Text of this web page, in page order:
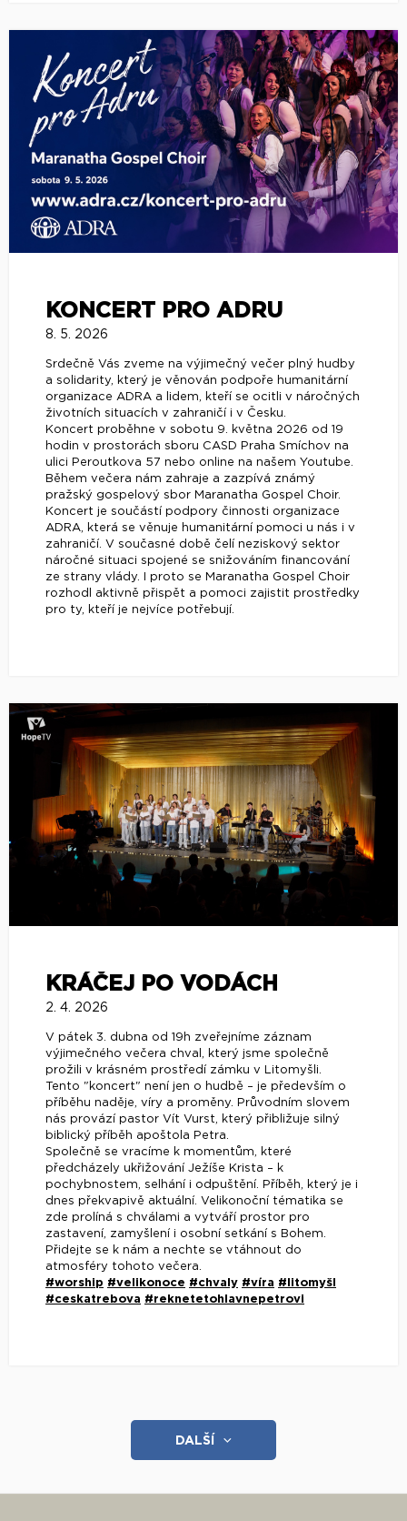
KONCERT PRO ADRU
8. 5. 2026
Srdečně Vás zveme na výjimečný večer plný hudby
a solidarity, který je věnován podpoře humanitární
organizace ADRA a lidem, kteří se ocitli v náročných
životních situacích v zahraničí i v Česku.
Koncert proběhne v sobotu 9. května 2026 od 19
hodin v prostorách sboru CASD Praha Smíchov na
ulici Peroutkova 57 nebo online na našem Youtube.
Během večera nám zahraje a zazpívá známý
pražský gospelový sbor Maranatha Gospel Choir.
Koncert je součástí podpory činnosti organizace
ADRA, která se věnuje humanitární pomoci u nás i v
zahraničí. V současné době čelí neziskový sektor
náročné situaci spojené se snižováním financování
ze strany vlády. I proto se Maranatha Gospel Choir
rozhodl aktivně přispět a pomoci zajistit prostředky
pro ty, kteří je nejvíce potřebují.
KRÁČEJ PO VODÁCH
2. 4. 2026
V pátek 3. dubna od 19h zveřejníme záznam
výjimečného večera chval, který jsme společně
prožili v krásném prostředí zámku v Litomyšli.
Tento "koncert" není jen o hudbě – je především o
příběhu naděje, víry a proměny. Průvodním slovem
nás provází pastor Vít Vurst, který přibližuje silný
biblický příběh apoštola Petra.
Společně se vracíme k momentům, které
předcházely ukřižování Ježíše Krista – k
pochybnostem, selhání i odpuštění. Příběh, který je i
dnes překvapivě aktuální. Velikonoční tématika se
zde prolíná s chválami a vytváří prostor pro
zastavení, zamyšlení i osobní setkání s Bohem.
Přidejte se k nám a nechte se vtáhnout do
atmosféry tohoto večera.
#worship #velikonoce #chvaly #víra #litomyšl
#ceskatrebova #reknetetohlavnepetrovi
DALŠÍ